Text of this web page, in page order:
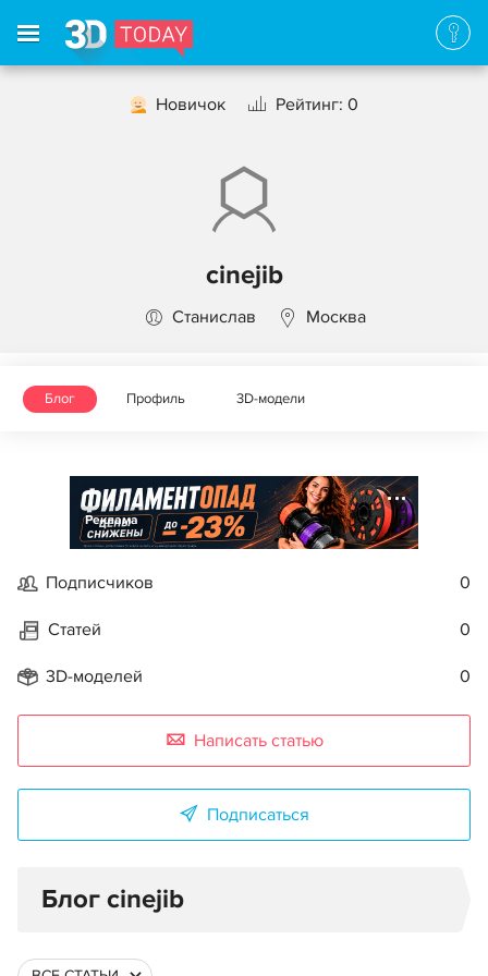
Новичок Рейтинг: 0
cinejib
Станислав Москва
Блог Профиль 3D-модели
Реклама
Подписчиков 0
Статей 0
3D-моделей 0
Написать статью
Подписаться
Блог cinejib